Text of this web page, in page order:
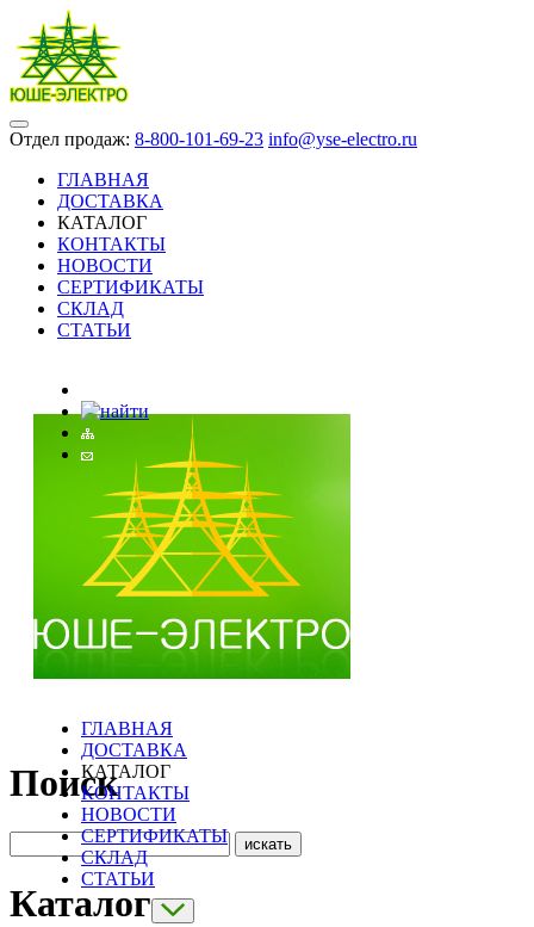
Отдел продаж: 8-800-101-69-23 info@yse-electro.ru
ГЛАВНАЯ
ДОСТАВКА
КАТАЛОГ
КОНТАКТЫ
НОВОСТИ
СЕРТИФИКАТЫ
СКЛАД
СТАТЬИ
ГЛАВНАЯ
ДОСТАВКА
КАТАЛОГ
КОНТАКТЫ
НОВОСТИ
СЕРТИФИКАТЫ
СКЛАД
СТАТЬИ
Поиск
Каталог